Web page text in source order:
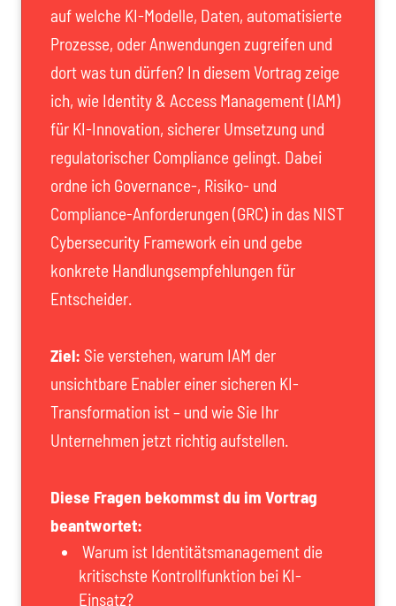
auf welche KI-Modelle, Daten, automatisierte
Prozesse, oder Anwendungen zugreifen und
dort was tun dürfen? In diesem Vortrag zeige
ich, wie Identity & Access Management (IAM)
für KI-Innovation, sicherer Umsetzung und
regulatorischer Compliance gelingt. Dabei
ordne ich Governance-, Risiko- und
Compliance-Anforderungen (GRC) in das NIST
Cybersecurity Framework ein und gebe
konkrete Handlungsempfehlungen für
Entscheider.
Ziel: Sie verstehen, warum IAM der
unsichtbare Enabler einer sicheren KI-
Transformation ist – und wie Sie Ihr
Unternehmen jetzt richtig aufstellen.
Diese Fragen bekommst du im Vortrag
beantwortet:
Warum ist Identitätsmanagement die
kritischste Kontrollfunktion bei KI-
Einsatz?